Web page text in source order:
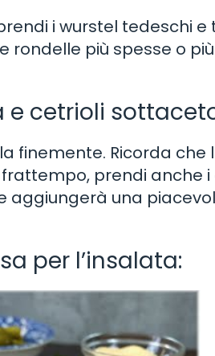
i wurstel tedeschi
rondelle più spesse o
e cetrioli
finemente. Ricorda
frattempo, prendi anche
aggiungerà una
per l’insalata: